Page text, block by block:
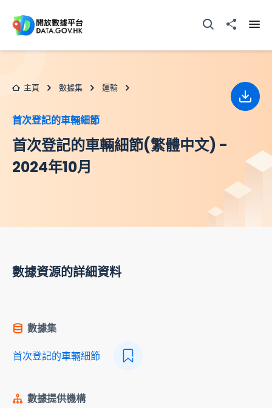
打開搜尋器分享至
主頁 數據集 運輸
首次登記的車輛細節
首次登記的車輛細節(繁體中文) -
2024年10月
下載
數據資源的詳細資料
數據集
首次登記的車輛細節
數據提供機構